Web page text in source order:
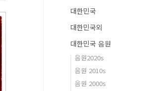
대한민국
대한민국외
대한민국 음원
음원2020s
음원 2010s
음원 2000s